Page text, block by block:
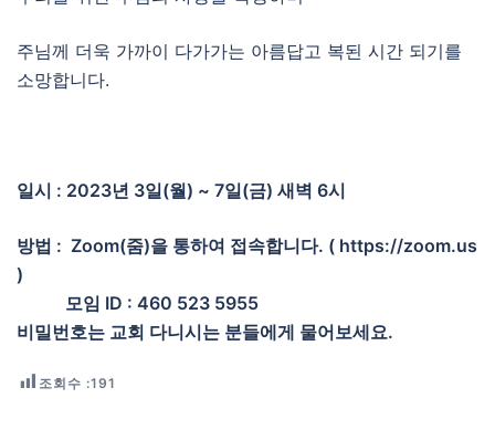
주님께 더욱 가까이 다가가는 아름답고 복된 시간 되기를
소망합니다.
일시 : 2023년 3일(월) ~ 7일(금) 새벽 6시
방법 : Zoom(줌)을 통하여 접속합니다. ( https://zoom.us
)
모임 ID : 460 523 5955
비밀번호는 교회 다니시는 분들에게 물어보세요.
조회수 :191